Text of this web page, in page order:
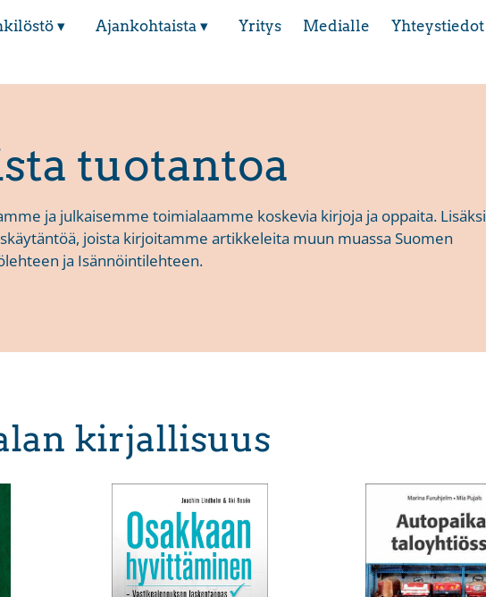
▾ Ajankohtaista ▾ Yritys Medialle Yhteystiedot
tuotantoa
ja julkaisemme toimialaamme koskevia kirjoja ja oppaita. Lisäksi
joista kirjoitamme artikkeleita muun muassa Suomen
ja Isännöintilehteen.
kirjallisuus